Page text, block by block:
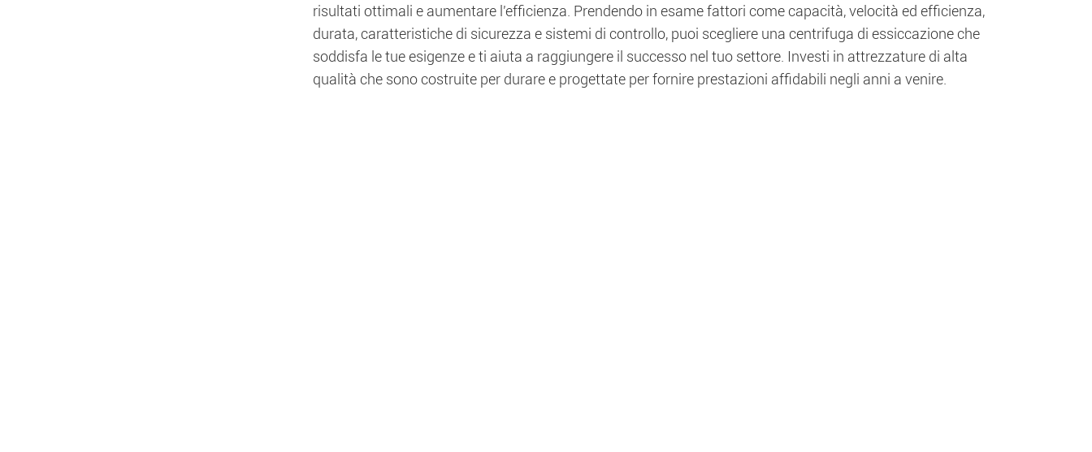
risultati ottimali e aumentare l'efficienza. Prendendo in esame fattori come capacità, velocità ed efficienza,
durata, caratteristiche di sicurezza e sistemi di controllo, puoi scegliere una centrifuga di essiccazione che
soddisfa le tue esigenze e ti aiuta a raggiungere il successo nel tuo settore. Investi in attrezzature di alta
qualità che sono costruite per durare e progettate per fornire prestazioni affidabili negli anni a venire.